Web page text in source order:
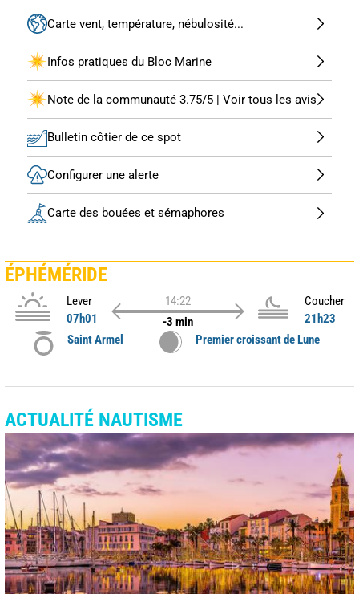
Carte vent, température, nébulosité...
Infos pratiques du Bloc Marine
Note de la communauté 3.75/5 | Voir tous les avis
Bulletin côtier de ce spot
Configurer une alerte
Carte des bouées et sémaphores
ÉPHÉMÉRIDE
Lever
07h01
14:22
-3 min
Coucher
21h23
Saint Armel
Premier croissant de Lune
ACTUALITÉ NAUTISME